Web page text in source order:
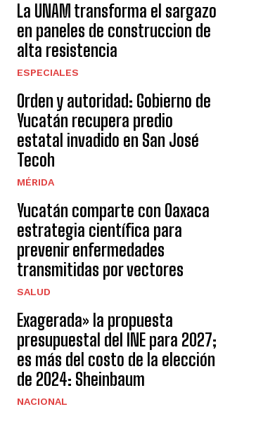
La UNAM transforma el sargazo
en paneles de construccion de
alta resistencia
ESPECIALES
Orden y autoridad: Gobierno de
Yucatán recupera predio
estatal invadido en San José
Tecoh
MÉRIDA
Yucatán comparte con Oaxaca
estrategia científica para
prevenir enfermedades
transmitidas por vectores
SALUD
Exagerada» la propuesta
presupuestal del INE para 2027;
es más del costo de la elección
de 2024: Sheinbaum
NACIONAL